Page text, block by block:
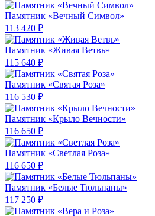
Памятник «Вечный Символ»
113 420 ₽
Памятник «Живая Ветвь»
115 640 ₽
Памятник «Святая Роза»
116 530 ₽
Памятник «Крыло Вечности»
116 650 ₽
Памятник «Светлая Роза»
116 650 ₽
Памятник «Белые Тюльпаны»
117 250 ₽